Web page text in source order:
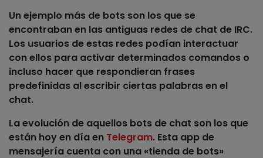
Un ejemplo más de bots son los que se
encontraban en las antiguas redes de chat de IRC.
Los usuarios de estas redes podían interactuar
con ellos para activar determinados comandos o
incluso hacer que respondieran frases
predefinidas al escribir ciertas palabras en el
chat.
La evolución de aquellos bots de chat son los que
están hoy en día en Telegram. Esta app de
mensajería cuenta con una «tienda de bots»